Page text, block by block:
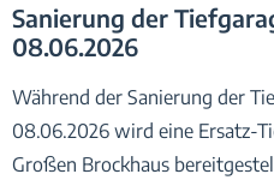
Sanierung der
08.06.2026
Während der Sanierung der
08.06.2026 wird eine Ersatz-
Großen Brockhaus